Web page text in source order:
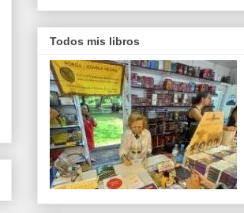
Todos mis libros